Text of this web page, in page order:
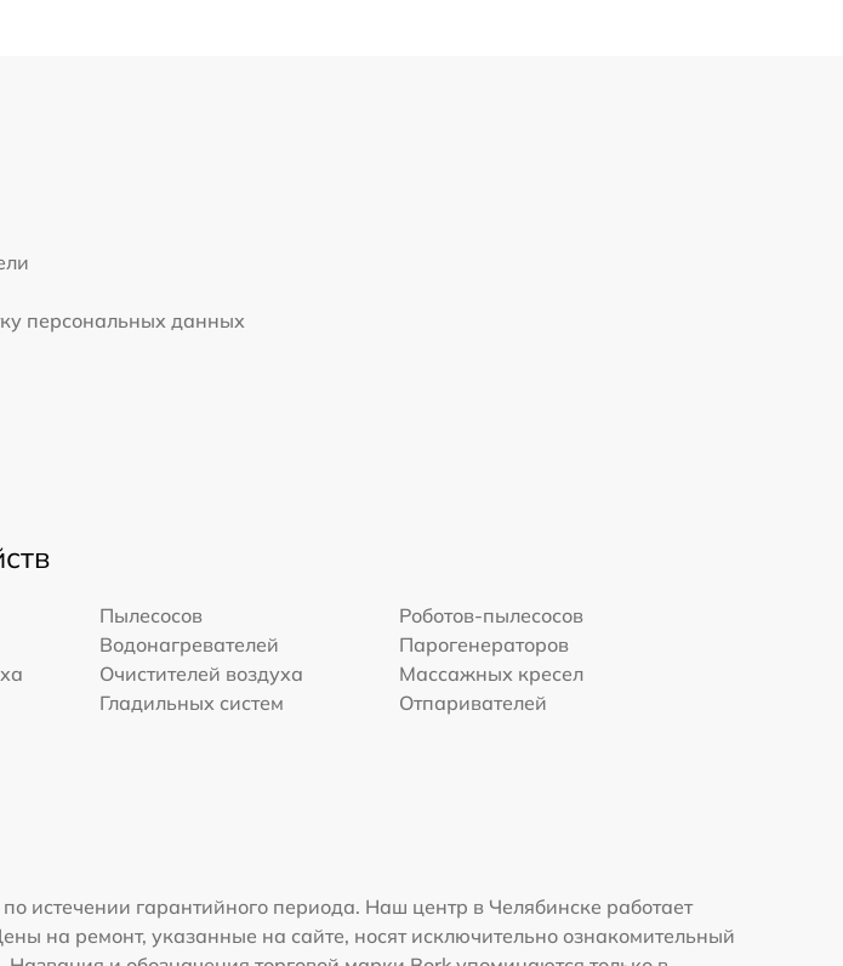
персональных данных
Пылесосов
Роботов-пылесосов
Водонагревателей
Парогенераторов
Очистителей воздуха
Массажных кресел
Гладильных систем Отпаривателей
истечении гарантийного периода. Наш центр в Челябинске работает
на ремонт, указанные на сайте, носят исключительно ознакомительный